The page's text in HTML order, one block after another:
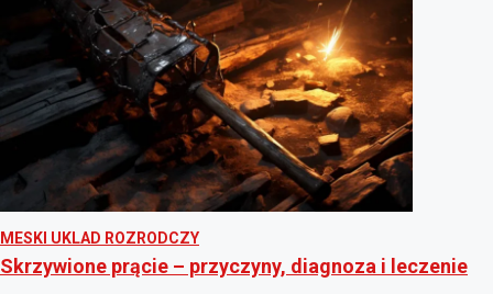
MESKI UKLAD ROZRODCZY
Skrzywione prącie – przyczyny, diagnoza i leczenie